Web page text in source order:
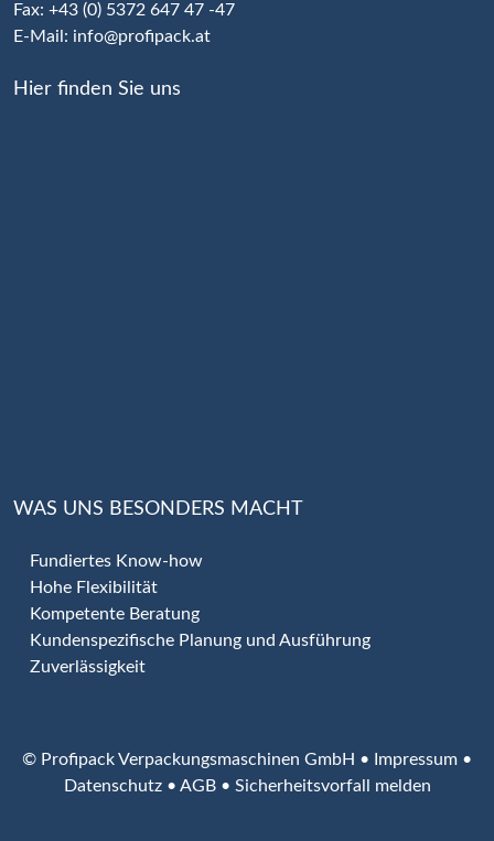
Fax: +43 (0) 5372 647 47 -47
E-Mail: info@profipack.at
Hier finden Sie uns
WAS UNS BESONDERS MACHT
Fundiertes Know-how
Hohe Flexibilität
Kompetente Beratung
Kundenspezifische Planung und Ausführung
Zuverlässigkeit
© Profipack Verpackungsmaschinen GmbH • Impressum •
Datenschutz• AGB • Sicherheitsvorfall melden